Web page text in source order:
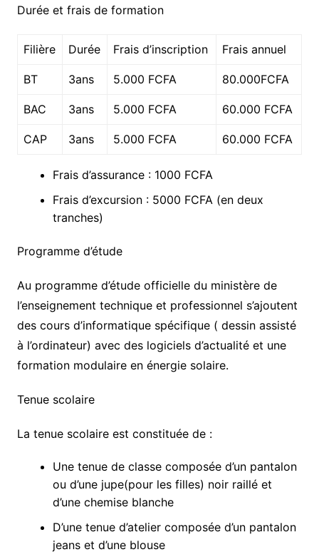
Durée et frais de formation
Filière Durée Frais d’inscription Frais annuel
BT 3ans 5.000 FCFA 80.000FCFA
BAC 3ans 5.000 FCFA 60.000 FCFA
CAP 3ans 5.000 FCFA 60.000 FCFA
Frais d’assurance : 1000 FCFA
Frais d’excursion : 5000 FCFA (en deux
tranches)
Programme d’étude
Au programme d’étude officielle du ministère de
l’enseignement technique et professionnel s’ajoutent
des cours d’informatique spécifique ( dessin assisté
à l’ordinateur) avec des logiciels d’actualité et une
formation modulaire en énergie solaire.
Tenue scolaire
La tenue scolaire est constituée de :
Une tenue de classe composée d’un pantalon
ou d’une jupe(pour les filles) noir raillé et
d’une chemise blanche
D’une tenue d’atelier composée d’un pantalon
jeans et d’une blouse